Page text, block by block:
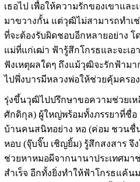
เธอไป เพื่อให้ความรักของเขาและ
มาขวางกั้น แต่วุฒิไม่สามารถทำเ
ที่จะต้องรับผิดชอบอีกหลายอย่าง
แม่ที่แก่เฒ่า ฟ้ารู้สึกโกรธและจะเ
ฟังเหตุผลใดๆ ถึงแม้วุฒิจะรักฟ้ามา
ไปพึ่งบารมีหลวงพ่อให้ช่วยคุ้มครอง
รุ่งขึ้นวุฒิไปปรึกษาขอความช่วยเ
ศักดิกุล) ผู้ใหญ่พร้อมทั้งภรรยาที่ชื่อ
บ้านคนสนิทอย่าง หอ (ค่อม ชวนชื่
หอบ (จุ๊บจิ๊บ เชิญยิ้ม) รู้สึกสงสาร จึ
ช่วยหาหมอผีจากนานาประเทศม
สำเร็จ อีกทั้งยิ่งทำให้ฟ้าโกรธแค้